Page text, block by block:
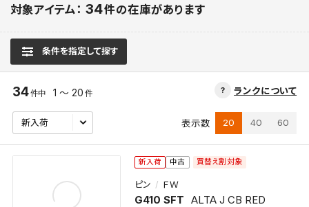
対象アイテム： 34件の在庫があります
条件を指定して探す
ランクについて
34件中 1 ～ 20 件
表示数 20 40 60
新入荷 中古 買替え割対象
ピン ＦＷ
G410 SFT ALTA J CB RED